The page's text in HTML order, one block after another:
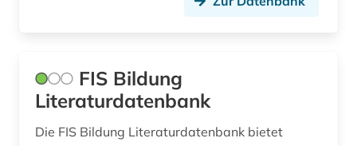
FIS Bildung
Literaturdatenbank
Die FIS Bildung Literaturdatenbank bietet